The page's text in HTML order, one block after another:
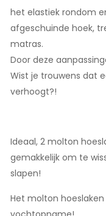
het elastiek rondom
afgeschuinde hoek,
matras.
Door deze
Wist je trouwens dat
verhoogt?!
Ideaal, 2 molton
gemakkelijk om te
slapen!
Het molton